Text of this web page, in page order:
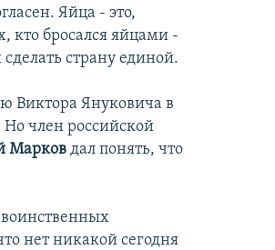
Яйца - это,
кто бросался яйцами -
страну единой.
Виктора Януковича в
член российской
Марков дал понять, что
воинственных
нет никакой сегодня